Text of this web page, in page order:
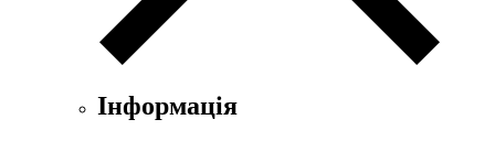
Інформація